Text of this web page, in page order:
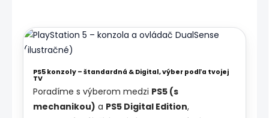
PS5 konzoly – štandardná & Digital, výber podľa tvojej
TV
Poradíme s výberom medzi PS5 (s
mechanikou) a PS5 Digital Edition,